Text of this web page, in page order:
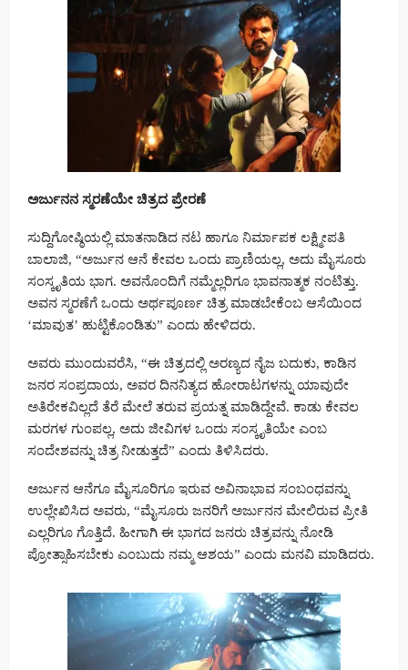
ಅರ್ಜುನನ ಸ್ಮರಣೆಯೇ ಚಿತ್ರದ ಪ್ರೇರಣೆ
ಸುದ್ದಿಗೋಷ್ಠಿಯಲ್ಲಿ ಮಾತನಾಡಿದ ನಟ ಹಾಗೂ ನಿರ್ಮಾಪಕ ಲಕ್ಷ್ಮೀಪತಿ
ಬಾಲಾಜಿ, “ಅರ್ಜುನ ಆನೆ ಕೇವಲ ಒಂದು ಪ್ರಾಣಿಯಲ್ಲ, ಅದು ಮೈಸೂರು
ಸಂಸ್ಕೃತಿಯ ಭಾಗ. ಅವನೊಂದಿಗೆ ನಮ್ಮೆಲ್ಲರಿಗೂ ಭಾವನಾತ್ಮಕ ನಂಟಿತ್ತು.
ಅವನ ಸ್ಮರಣೆಗೆ ಒಂದು ಅರ್ಥಪೂರ್ಣ ಚಿತ್ರ ಮಾಡಬೇಕೆಂಬ ಆಸೆಯಿಂದ
‘ಮಾವುತ’ ಹುಟ್ಟಿಕೊಂಡಿತು” ಎಂದು ಹೇಳಿದರು.
ಅವರು ಮುಂದುವರೆಸಿ, “ಈ ಚಿತ್ರದಲ್ಲಿ ಅರಣ್ಯದ ನೈಜ ಬದುಕು, ಕಾಡಿನ
ಜನರ ಸಂಪ್ರದಾಯ, ಅವರ ದಿನನಿತ್ಯದ ಹೋರಾಟಗಳನ್ನು ಯಾವುದೇ
ಅತಿರೇಕವಿಲ್ಲದೆ ತೆರೆ ಮೇಲೆ ತರುವ ಪ್ರಯತ್ನ ಮಾಡಿದ್ದೇವೆ. ಕಾಡು ಕೇವಲ
ಮರಗಳ ಗುಂಪಲ್ಲ, ಅದು ಜೀವಿಗಳ ಒಂದು ಸಂಸ್ಕೃತಿಯೇ ಎಂಬ
ಸಂದೇಶವನ್ನು ಚಿತ್ರ ನೀಡುತ್ತದೆ” ಎಂದು ತಿಳಿಸಿದರು.
ಅರ್ಜುನ ಆನೆಗೂ ಮೈಸೂರಿಗೂ ಇರುವ ಅವಿನಾಭಾವ ಸಂಬಂಧವನ್ನು
ಉಲ್ಲೇಖಿಸಿದ ಅವರು, “ಮೈಸೂರು ಜನರಿಗೆ ಅರ್ಜುನನ ಮೇಲಿರುವ ಪ್ರೀತಿ
ಎಲ್ಲರಿಗೂ ಗೊತ್ತಿದೆ. ಹೀಗಾಗಿ ಈ ಭಾಗದ ಜನರು ಚಿತ್ರವನ್ನು ನೋಡಿ
ಪ್ರೋತ್ಸಾಹಿಸಬೇಕು ಎಂಬುದು ನಮ್ಮ ಆಶಯ” ಎಂದು ಮನವಿ ಮಾಡಿದರು.